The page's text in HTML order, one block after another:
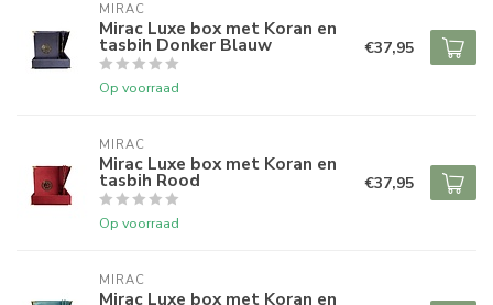
MIRAC
Mirac Luxe box met Koran en
tasbih Donker Blauw
Op voorraad
€37,95
MIRAC
Mirac Luxe box met Koran en
tasbih Rood
Op voorraad
€37,95
MIRAC
Mirac Luxe box met Koran en